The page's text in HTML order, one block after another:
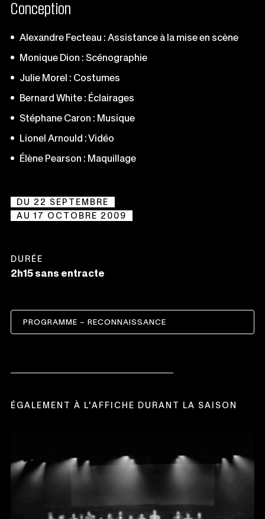
Conception
Alexandre Fecteau : Assistance à la mise en scène
Monique Dion : Scénographie
Julie Morel : Costumes
Bernard White : Éclairages
Stéphane Caron : Musique
Lionel Arnould : Vidéo
Élène Pearson : Maquillage
DU 22 SEPTEMBRE
AU 17 OCTOBRE 2009
DURÉE
2h15 sans entracte
PROGRAMME – RECONNAISSANCE
CE
UNE
ÉGALEMENT À L'AFFICHE DURANT LA SAISON